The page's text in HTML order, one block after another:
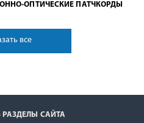
ОПТИЧЕСКИЕ ПАТЧКОРДЫ
все
РАЗДЕЛЫ САЙТА